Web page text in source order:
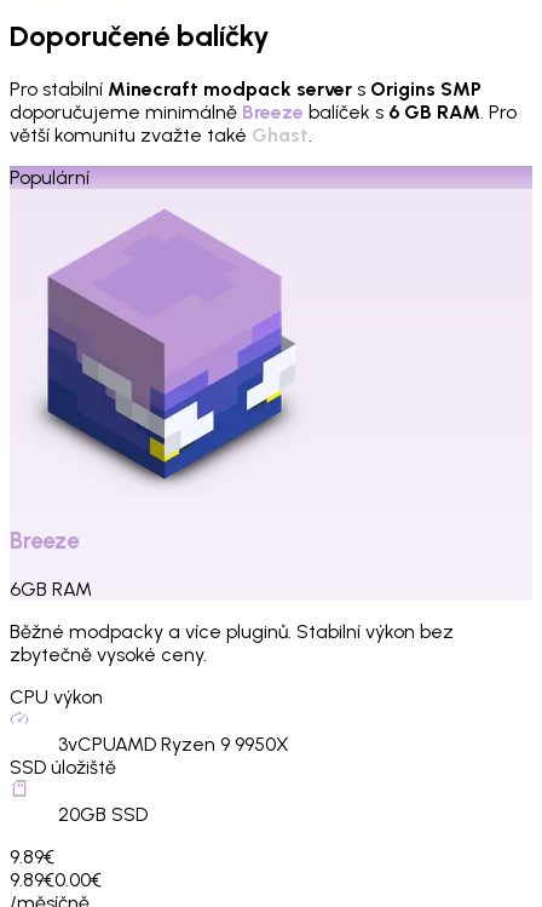
Doporučené balíčky
Pro stabilní Minecraft modpack server s Origins SMP
doporučujeme minimálně Breeze balíček s 6 GB RAM. Pro
větší komunitu zvažte také Ghast.
Populární
Breeze
6GB RAM
Běžné modpacky a více pluginů. Stabilní výkon bez
zbytečně vysoké ceny.
CPU výkon
3vCPUAMD Ryzen 9 9950X
SSD úložiště
20GB SSD
9.89€
9.89€0.00€
/měsíčně